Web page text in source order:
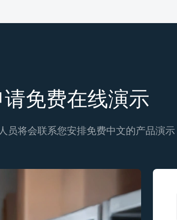
请免费在线演示
员将会联系您安排免费中文的产品演示